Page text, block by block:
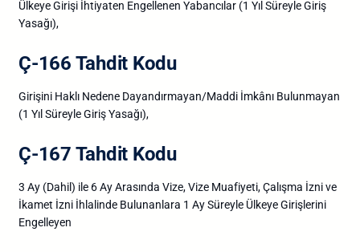
Ülkeye Girişi İhtiyaten Engellenen Yabancılar (1 Yıl Süreyle Giriş
Yasağı),
Ç-166 Tahdit Kodu
Girişini Haklı Nedene Dayandırmayan/Maddi İmkânı Bulunmayan
(1 Yıl Süreyle Giriş Yasağı),
Ç-167 Tahdit Kodu
3 Ay (Dahil) ile 6 Ay Arasında Vize, Vize Muafiyeti, Çalışma İzni ve
İkamet İzni İhlalinde Bulunanlara 1 Ay Süreyle Ülkeye Girişlerini
Engelleyen